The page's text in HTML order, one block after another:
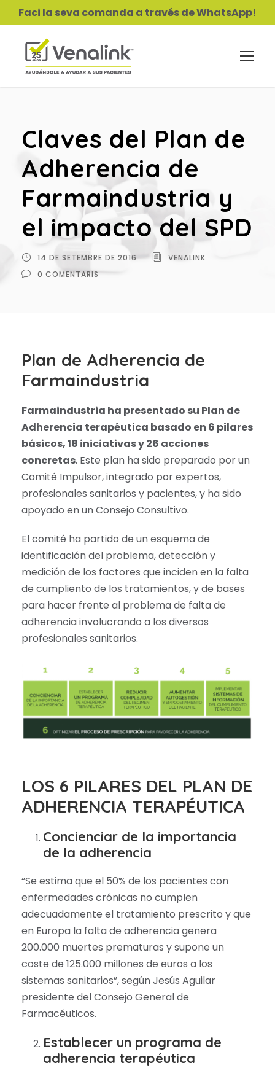
Faci la seva comanda a través deWhatsApp!
Claves del Plan de
Adherencia de
Farmaindustria y
el impacto del SPD
14 DE SETEMBRE DE 2016
VENALINK
0 COMENTARIS
Plan de Adherencia de
Farmaindustria
Farmaindustria ha presentado su Plan de
Adherencia terapéutica basado en 6 pilares
básicos, 18 iniciativas y 26 acciones
concretas. Este plan ha sido preparado por un
Comité Impulsor, integrado por expertos,
profesionales sanitarios y pacientes, y ha sido
apoyado en un Consejo Consultivo.
El comité ha partido de un esquema de
identificación del problema, detección y
medición de los factores que inciden en la falta
de cumpliento de los tratamientos, y de bases
para hacer frente al problema de falta de
adherencia involucrando a los diversos
profesionales sanitarios.
LOS 6 PILARES DEL PLAN DE
ADHERENCIA TERAPÉUTICA
Concienciar de la importancia
de la adherencia
“Se estima que el 50% de los pacientes con
enfermedades crónicas no cumplen
adecuadamente el tratamiento prescrito y que
en Europa la falta de adherencia genera
200.000 muertes prematuras y supone un
coste de 125.000 millones de euros a los
sistemas sanitarios”, según Jesús Aguilar
presidente del Consejo General de
Farmacéuticos.
Establecer un programa de
adherencia terapéutica